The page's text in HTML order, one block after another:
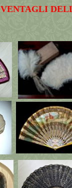
VENTAGLI